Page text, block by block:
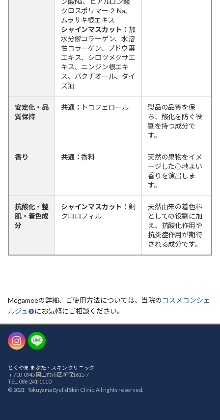
クロスポリマー-2-Na、
ムラサキ根エキス
シャインマスカット： 加
水分解コラーゲン、水溶
性コラーゲン、ブドウ葉
エキス、シロツメクサエ
キス、ニンジン根エキ
ス、バクチオール、ダイ
ズ油
安定化・品
質保持
共通： トコフェロール
製品の品質を保
ち、酸化を防ぐ役
割を持つ成分で
す。
香り 共通：香料
天然の果物をイメ
ージした心地よい
香りを演出しま
す。
抗酸化・整
肌・着色成
分
シャインマスカット： 銅
クロロフィル
天然由来の着色料
としての役割に加
え、抗酸化作用や
抗炎症作用が期待
される成分です。
Megameeの詳細、ご使用方法については、当院のコスメコンシェ
ルジュ
にお気軽にご相談ください。
Instagram
LINE
とくやま まぶた・スキン クリニック
〒700-0945 岡山市南区新保1615-7
TEL. 086-241-1110
© 2021 Tokuyama Eyelid Skin Clinic, All rights reserved.